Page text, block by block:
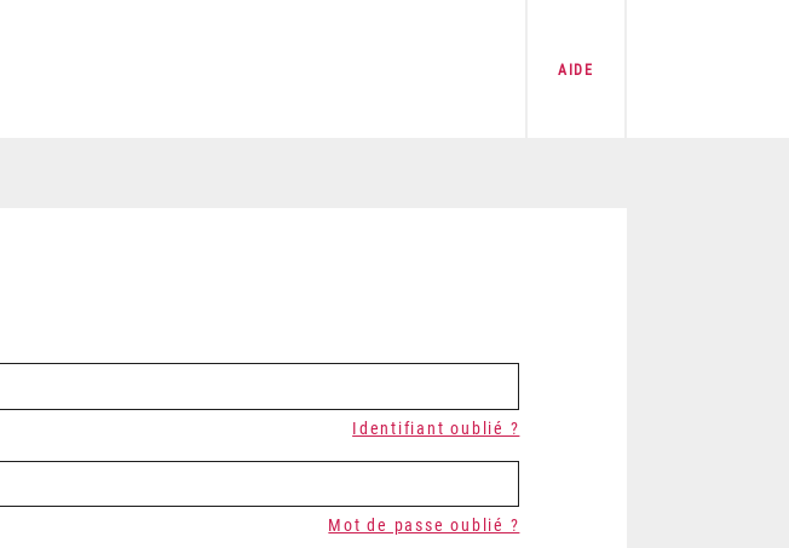
AIDE
Identifiant oublié ?
Mot de passe oublié ?